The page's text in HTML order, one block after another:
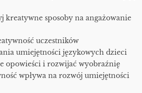
kreatywne sposoby na angażowanie
uczestników
umiejętności językowych dzieci
opowieści i rozwijać wyobraźnię
wpływa na rozwój umiejętności